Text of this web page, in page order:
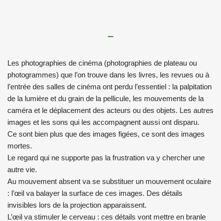
–
Les photographies de cinéma (photographies de plateau ou
photogrammes) que l’on trouve dans les livres, les revues ou à
l’entrée des salles de cinéma ont perdu l’essentiel : la palpitation
de la lumière et du grain de la pellicule, les mouvements de la
caméra et le déplacement des acteurs ou des objets. Les autres
images et les sons qui les accompagnent aussi ont disparu.
Ce sont bien plus que des images figées, ce sont des images
mortes.
Le regard qui ne supporte pas la frustration va y chercher une
autre vie.
Au mouvement absent va se substituer un mouvement oculaire
: l’œil va balayer la surface de ces images. Des détails
invisibles lors de la projection apparaissent.
L’œil va stimuler le cerveau : ces détails vont mettre en branle